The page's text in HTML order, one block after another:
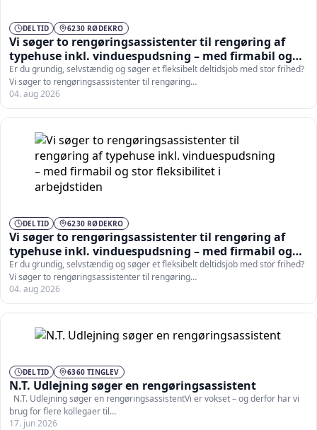
DELTID 6230 RØDEKRO
Vi søger to rengøringsassistenter til rengøring af
typehuse inkl. vinduespudsning – med firmabil og
stor fleksibilitet i arbejdstiden
Er du grundig, selvstændig og søger et fleksibelt deltidsjob med stor frihed?
Vi søger to rengøringsassistenter til rengøring…
04. aug 2026
DELTID 6230 RØDEKRO
Vi søger to rengøringsassistenter til rengøring af
typehuse inkl. vinduespudsning – med firmabil og
stor fleksibilitet i arbejdstiden
Er du grundig, selvstændig og søger et fleksibelt deltidsjob med stor frihed?
Vi søger to rengøringsassistenter til rengøring…
04. aug 2026
DELTID 6360 TINGLEV
N.T. Udlejning søger en rengøringsassistent
N.T. Udlejning søger en rengøringsassistentVi er vokset – og derfor har vi
brug for flere kollegaer til…
17. jun 2026